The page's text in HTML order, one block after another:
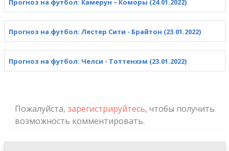
Прогноз на футбол: Камерун – Коморы (24.01.2022)
Прогноз на футбол: Лестер Сити - Брайтон (23.01.2022)
Прогноз на футбол: Челси - Тоттенхэм (23.01.2022)
Пожалуйста, зарегистрируйтесь, чтобы получить
возможность комментировать.